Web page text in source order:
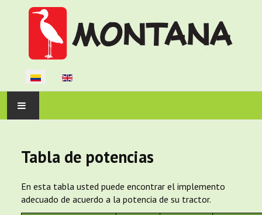
Seleccione su idioma
LA EMPRESA
PRODUCTOS
Tabla de potencias
En esta tabla usted puede encontrar el implemento
adecuado de acuerdo a la potencia de su tractor.